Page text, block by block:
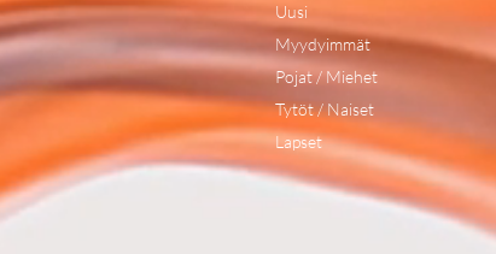
Uusi
Myydyimmät
Pojat / Miehet
Tytöt / Naiset
Lapset